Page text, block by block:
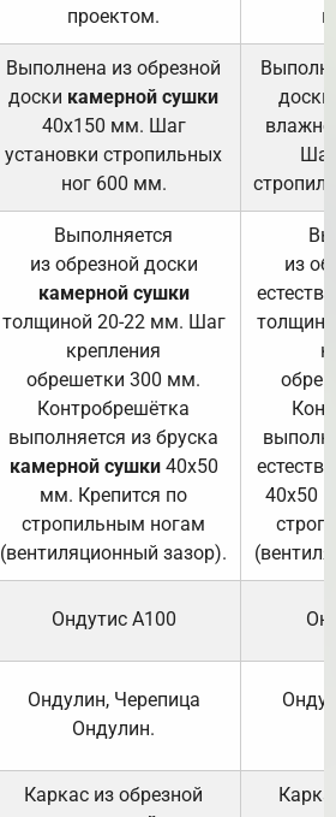
проектом.
Выполнена из обрезной
доски камерной сушки
40х150 мм. Шаг
установки стропильных
ног 600 мм.
доски
Выполняется
из обрезной доски
камерной сушки
толщиной 20-22 мм. Шаг
крепления
обрешетки 300 мм.
Контробрешётка
выполняется из бруска
камерной сушки40х50
мм. Крепится по
стропильным ногам
(вентиляционный зазор).
из
40х50
Ондутис А100
Ондулин, Черепица
Ондулин.
Каркас из обрезной